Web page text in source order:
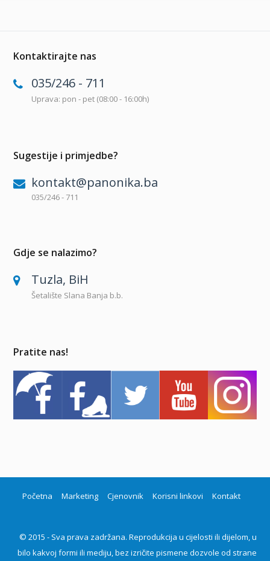
Kontaktirajte nas
035/246 - 711
Uprava: pon - pet (08:00 - 16:00h)
Sugestije i primjedbe?
kontakt@panonika.ba
035/246 - 711
Gdje se nalazimo?
Tuzla, BiH
Šetalište Slana Banja b.b.
Pratite nas!
Početna Marketing Cjenovnik Korisni linkovi Kontakt
© 2015 - Sva prava zadržana. Reprodukcija u cijelosti ili dijelom, u
bilo kakvoj formi ili mediju, bez izričite pismene dozvole od strane